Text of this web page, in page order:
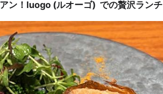
ン！luogo (ルオーゴ) での贅沢ランチ